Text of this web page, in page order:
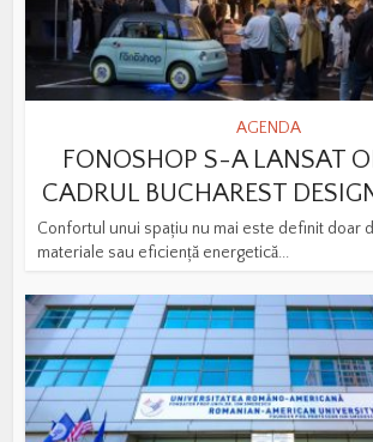
AGENDA
FONOSHOP S-A LANSAT
CADRUL BUCHAREST
Confortul unui spațiu nu mai este definit doar
materiale sau eficiență energetică...